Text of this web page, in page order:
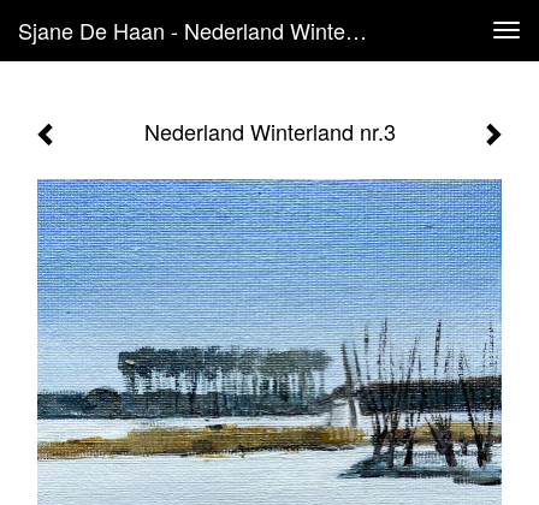
Sjane De Haan - Nederland Winterland Nr.3
Nederland Winterland nr.3